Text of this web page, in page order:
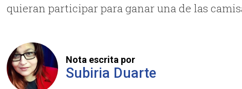
quieran participar para ganar una de las
Nota escrita por
Subiria Duarte